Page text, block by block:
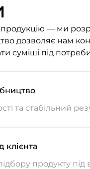
— ми
дозволяє нам
суміші під потреби
та стабільний
клієнта
продукту під